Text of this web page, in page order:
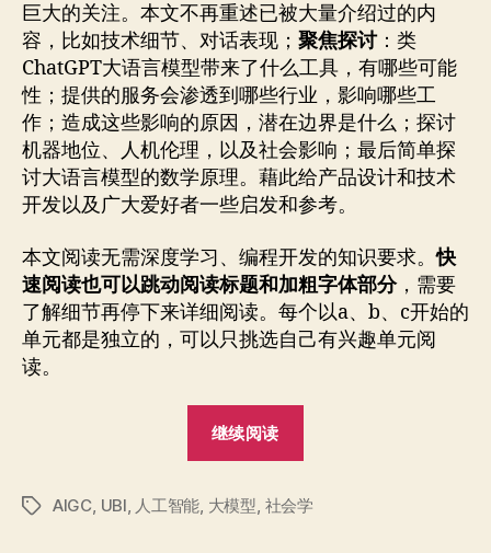
巨大的关注。本文不再重述已被大量介绍过的内
容，比如技术细节、对话表现； 聚焦探讨：类
ChatGPT大语言模型带来了什么工具，有哪些可能
性；提供的服务会渗透到哪些行业，影响哪些工
作；造成这些影响的原因，潜在边界是什么；探讨
机器地位、人机伦理，以及社会影响；最后简单探
讨大语言模型的数学原理。藉此给产品设计和技术
开发以及广大爱好者一些启发和参考。
本文阅读无需深度学习、编程开发的知识要求。快
速阅读也可以跳动阅读标题和加粗字体部分，需要
了解细节再停下来详细阅读。每个以a、b、c开始的
单元都是独立的，可以只挑选自己有兴趣单元阅
读。
继续阅读
物
标
AIGC, UBI, 人工智能, 大模型, 社会学